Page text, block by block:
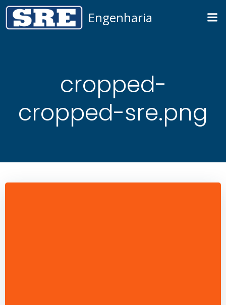
para
Engenharia
cropped-
cropped-sre.png